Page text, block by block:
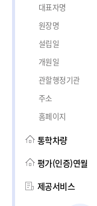
대표자명
원장명
설립일
개원일
관할행정기관
주소
홈페이지
통학차량
평가(인증)연월
제공서비스